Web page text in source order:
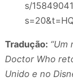
s/
Tradução: “Um
Doctor Who
Unido e no